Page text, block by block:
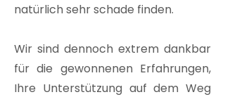
natürlich sehr schade finden.
Wir sind dennoch extrem dankbar
für die gewonnenen Erfahrungen,
Ihre Unterstützung auf dem Weg